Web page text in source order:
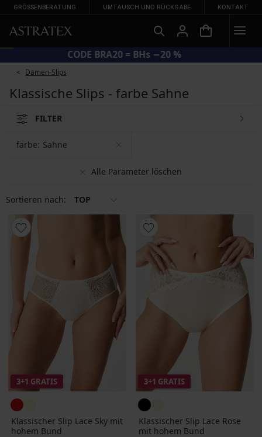
GRÖSSENBERATUNG UMTAUSCH UND RÜCKGABE KONTAKT
CODE BRA20 = BHs −20 %
Damen-Slips
Klassische Slips - farbe Sahne
FILTER
Alle Parameter löschen
farbe: Sahne
Sortieren nach: TOP
3+1 GRATIS
Klassischer Slip Lace Sky mit
hohem Bund
3+1 GRATIS
Klassischer Slip Lace Rose
mit hohem Bund